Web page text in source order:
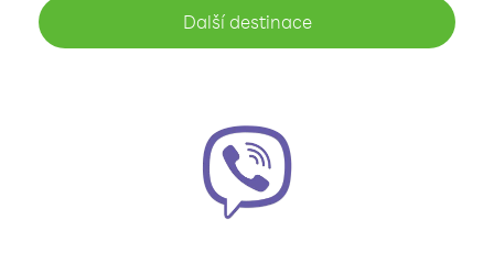
Další destinace